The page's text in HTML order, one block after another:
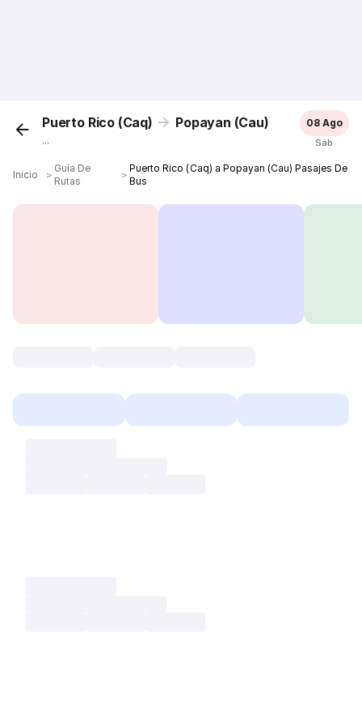
Puerto Rico (Caq) Popayan (Cau)
...
08 Ago
Sáb
Inicio ＞
Guía De
Rutas
＞
Puerto Rico (Caq) a Popayan (Cau) Pasajes De
Bus